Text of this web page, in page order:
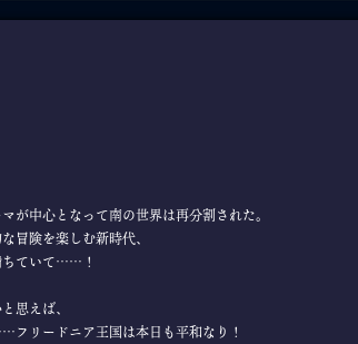
が中心となって南の世界は再分割された。
冒険を楽しむ新時代、
ちていて……！
思えば、
フリードニア王国は本日も平和なり！